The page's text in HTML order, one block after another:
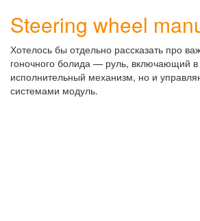
Steering wheel
Хотелось бы отдельно рассказать про
гоночного болида — руль, включающий в
исполнительный механизм, но и
системами модуль.